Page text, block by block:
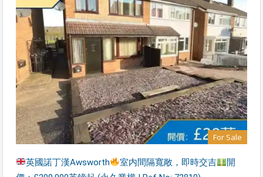
For Sale
英國諾丁漢Awsworth 室内間隔寬敞，即時交吉
開